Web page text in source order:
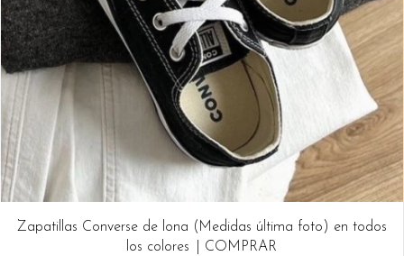
Zapatillas Converse de lona (Medidas última foto) en todos
los colores